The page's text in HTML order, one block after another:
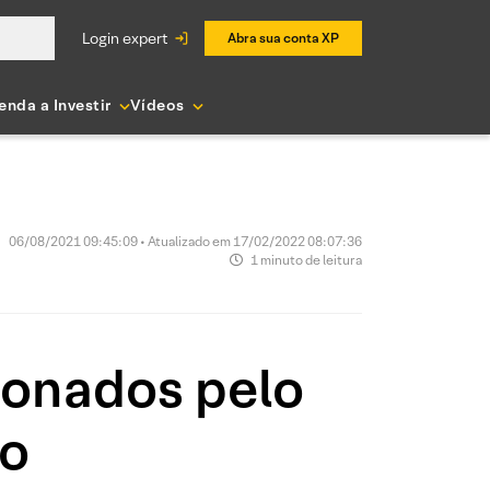
login expert Abra sua conta XP
a Investir Vídeos
06/08/2021 09:45:09 • Atualizado em 17/02/2022 08:07:36
1 minuto de leitura
pelo